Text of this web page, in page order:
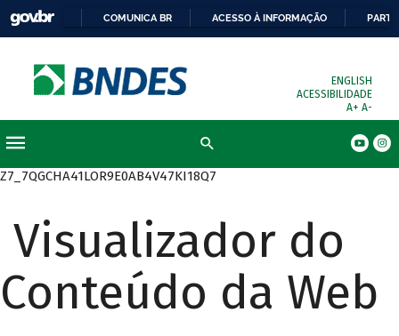
COMUNICA BR ACESSO À INFORMAÇÃO
ENGLISH
ACESSIBILIDADE
A+ A-
Z7_7QGCHA41LOR9E0AB4V47KI18Q7
Visualizador do
Conteúdo da Web